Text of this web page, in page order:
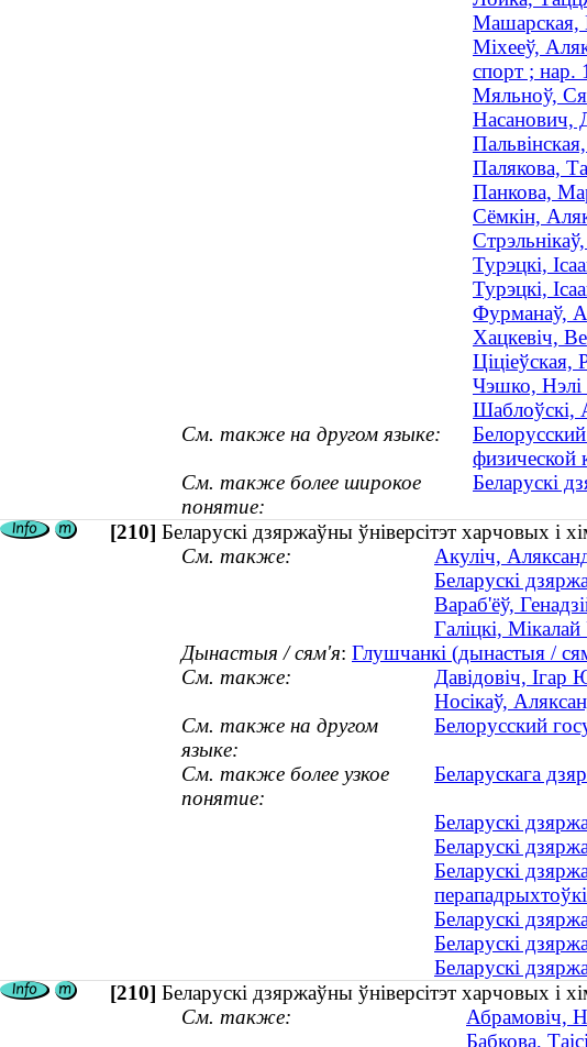
Машарская,
Міхееў,
спорт ; нар.
Мяльноў,
Насанович,
Палякова,
Панкова,
Сёмкін,
Турэцкі,
Турэцкі,
Фурманаў,
Хацкевіч,
Чэшко, Нэлі
Шаблоўскі,
См. также на другом языке:
физической
См. также более широкое
понятие:
Беларускі
[210] Беларускі дзяржаўны ўніверсітэт харчовых і
См. также:
Акуліч,
Беларускі
Вараб'ёў,
Галіцкі,
Дынастыя / сям'я: Глушчанкі (дынастыя /
См. также:
Давідовіч, Ігар
Носікаў,
См. также на другом
языке:
Белорусский
См. также более узкое
понятие:
Беларускага
Беларускі
Беларускі
Беларускі
Беларускі
Беларускі
Беларускі
[210] Беларускі дзяржаўны ўніверсітэт харчовых і
См. также:
Абрамовiч,
Бабкова,